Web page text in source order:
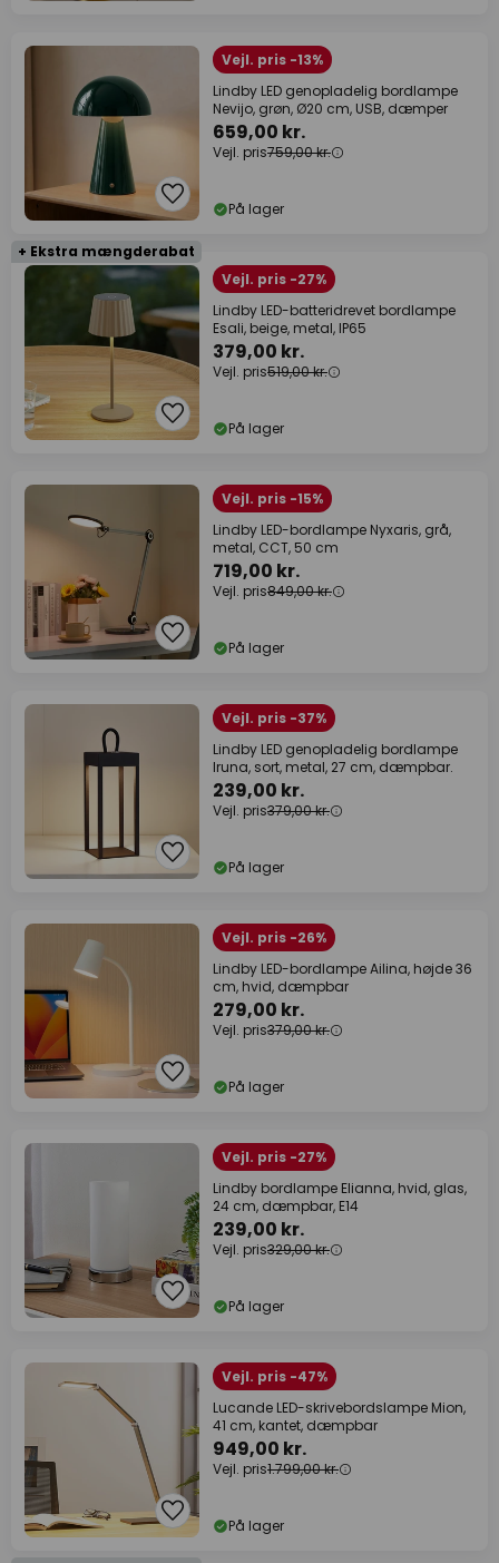
Vejl. pris -13%
Lindby LED genopladelig bordlampe
Nevijo, grøn, Ø20 cm, USB, dæmper
659,00 kr.
Vejl. pris759,00 kr.
På lager
+ Ekstra mængderabat
Vejl. pris -27%
Lindby LED-batteridrevet bordlampe
Esali, beige, metal, IP65
379,00 kr.
Vejl. pris519,00 kr.
På lager
Vejl. pris -15%
Lindby LED-bordlampe Nyxaris, grå,
metal, CCT, 50 cm
719,00 kr.
Vejl. pris849,00 kr.
På lager
Vejl. pris -37%
Lindby LED genopladelig bordlampe
Iruna, sort, metal, 27 cm, dæmpbar.
239,00 kr.
Vejl. pris379,00 kr.
På lager
Vejl. pris -26%
Lindby LED-bordlampe Ailina, højde 36
cm, hvid, dæmpbar
279,00 kr.
Vejl. pris379,00 kr.
På lager
Vejl. pris -27%
Lindby bordlampe Elianna, hvid, glas,
24 cm, dæmpbar, E14
239,00 kr.
Vejl. pris329,00 kr.
På lager
Vejl. pris -47%
Lucande LED-skrivebordslampe Mion,
41 cm, kantet, dæmpbar
949,00 kr.
Vejl. pris1.799,00 kr.
På lager